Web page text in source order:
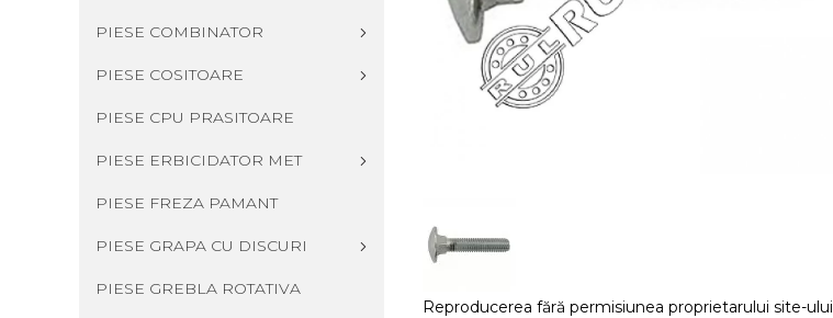
PIESE COMBINATOR
PIESE COSITOARE
PIESE CPU PRASITOARE
PIESE ERBICIDATOR MET
PIESE FREZA PAMANT
PIESE GRAPA CU DISCURI
PIESE GREBLA ROTATIVA
Reproducerea fără permisiunea proprietarului site-ului